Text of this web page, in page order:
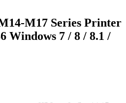
M17 Series Printer
Windows 7 / 8 / 8.1 /